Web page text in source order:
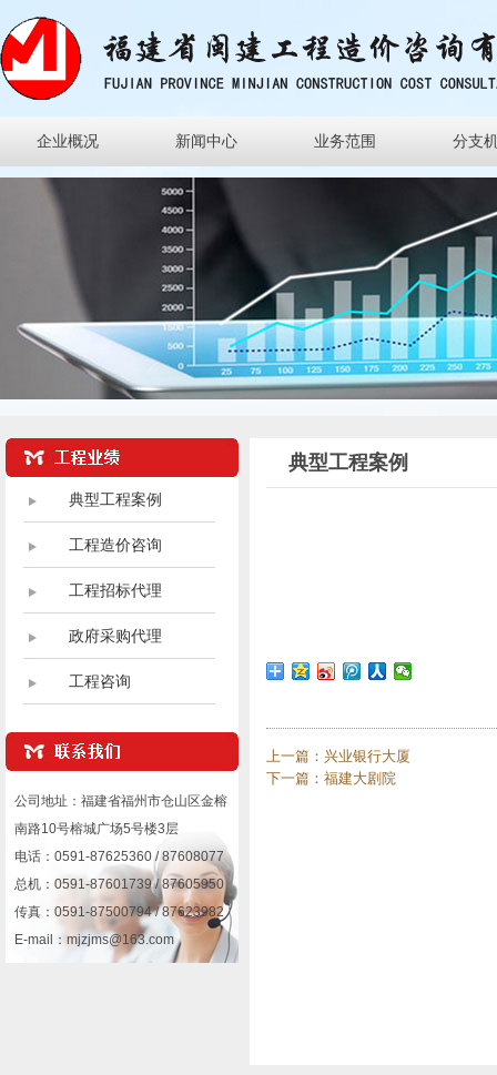
分支
业务范围
新闻中心
企业概况
典型工程案例
工程造价咨询
工程招标代理
政府采购代理
工程咨询
公司地址：福建省福州市仓山区金榕
南路10号榕城广场5号楼3层
电话：0591-87625360 / 87608077
总机：0591-87601739 / 87605950
传真：0591-87500794 / 87623982
E-mail：mjzjms@163.com
典型工程案例
上一篇： 兴业银行大厦
下一篇： 福建大剧院